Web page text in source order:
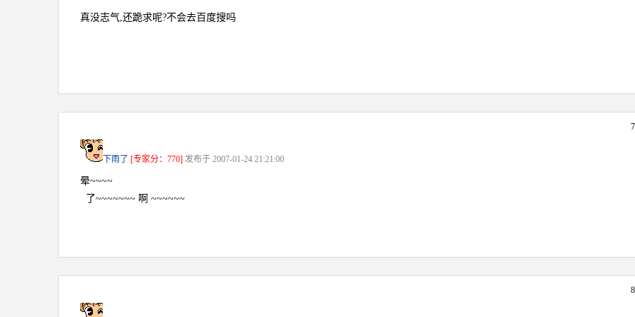
真没志气,还跪求呢?不会去百度搜吗
下雨了 [专家分：770] 发布于 2007-01-24 21:21:00
晕~~~~
了~~~~~~~ 啊 ~~~~~~